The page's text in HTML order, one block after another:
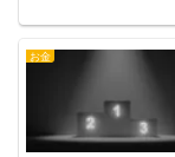
お金